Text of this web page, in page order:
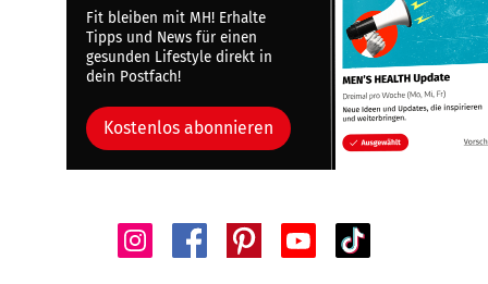
Fit bleiben mit MH! Erhalte
Tipps und News für einen
gesunden Lifestyle direkt in
dein Postfach!
Kostenlos abonnieren